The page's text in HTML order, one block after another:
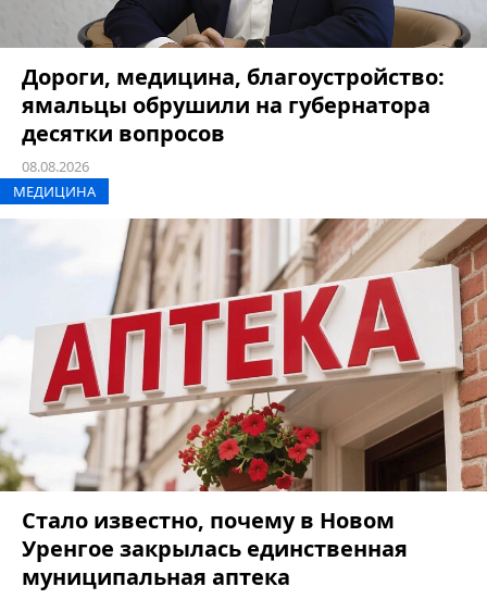
Дороги, медицина, благоустройство:
ямальцы обрушили на губернатора
десятки вопросов
08.08.2026
МЕДИЦИНА
Стало известно, почему в Новом
Уренгое закрылась единственная
муниципальная аптека